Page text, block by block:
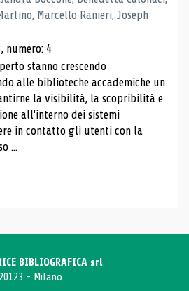
Marcello Ranieri, Joseph
numero: 4
stanno crescendo
alle biblioteche accademiche un
la visibilità, la scopribilità e
all'interno dei sistemi
in contatto gli utenti con la
...
BIBLIOGRAFICA srl
- Milano